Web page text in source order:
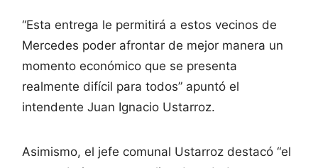
“Esta entrega le permitirá a estos vecinos de
Mercedes poder afrontar de mejor manera un
momento económico que se presenta
realmente difícil para todos” apuntó el
intendente Juan Ignacio Ustarroz.
Asimismo, el jefe comunal Ustarroz destacó “el